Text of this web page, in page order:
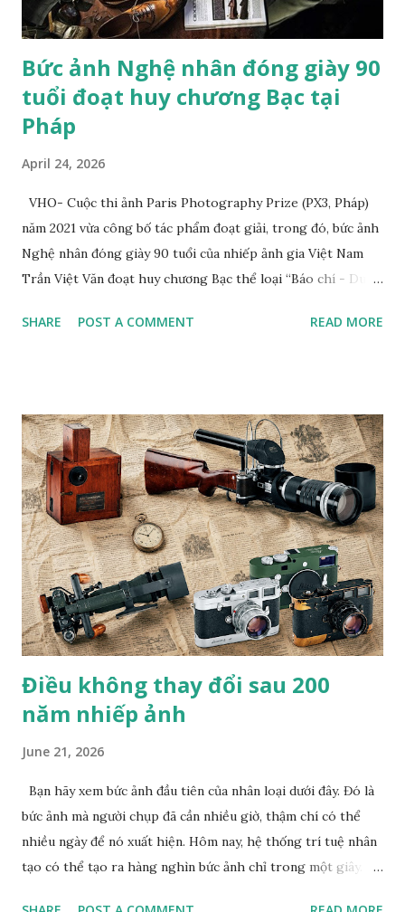
hội h...
Bức ảnh Nghệ nhân đóng giày 90
tuổi đoạt huy chương Bạc tại
Pháp
April 24, 2026
VHO- Cuộc thi ảnh Paris Photography Prize (PX3, Pháp)
năm 2021 vừa công bố tác phẩm đoạt giải, trong đó, bức ảnh
Nghệ nhân đóng giày 90 tuổi của nhiếp ảnh gia Việt Nam
Trần Việt Văn đoạt huy chương Bạc thể loại “Báo chí - Du
đoạt giải của anh chụp nghệ nhân Trịnh Ngọc sống ở
chụp nghệ nhân đóng giày Trịnh Ngọc của nhiếp ảnh gia
Trần Việt Văn cũng từng xuất bản trên web Private Photo
Revie w (Pháp), tạp chí Fstop (Mỹ) và đoạt giải Nhất cuộc
thi ảnh quốc tế lần thứ VII Concurso International De
Fotografia Alicante (Tây Ban Nha). Anh cũng là nhiếp ảnh
gia Việt Nam duy nhất đoạt giải PX3 của Pháp trong 8 năm
liên tiếp. B.T
SHARE POST A COMMENT READ MORE
Điều không thay đổi sau 200
năm nhiếp ảnh
June 21, 2026
Bạn hãy xem bức ảnh đầu tiên của nhân loại dưới đây. Đó là
bức ảnh mà người chụp đã cần nhiều giờ, thậm chí có thể
nhiều ngày để nó xuất hiện. Hôm nay, hệ thống trí tuệ nhân
tạo có thể tạo ra hàng nghìn bức ảnh chỉ trong một giây.